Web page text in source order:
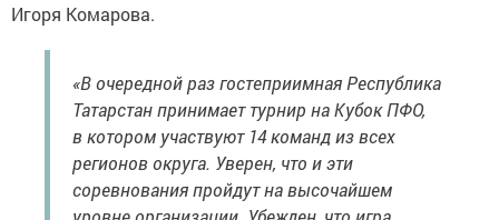
Игоря Комарова.
«В очередной раз гостеприимная Республика
Татарстан принимает турнир на Кубок ПФО,
в котором участвуют 14 команд из всех
регионов округа. Уверен, что и эти
соревнования пройдут на высочайшем